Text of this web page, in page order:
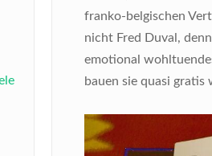
franko-belgischen
nicht Fred Duval,
emotional
bauen sie quasi gratis
Bild